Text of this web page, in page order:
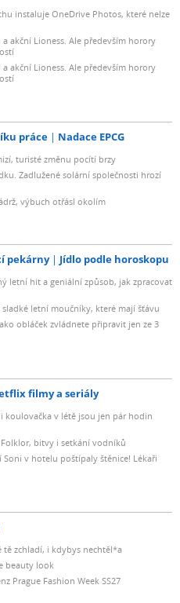
instaluje OneDrive Photos, které nelze
akční Lioness. Ale především horory
akční Lioness. Ale především horory
práce Nadace EPCG
turisté změnu pocítí brzy
Zadlužené solární společnosti hrozí
výbuch otřásl okolím
pekárny Jídlo podle horoskopu
letní hit a geniální způsob, jak zpracovat
letní moučníky, které mají šťávu
obláček zvládnete připravit jen ze 3
filmy a seriály
koulovačka v létě jsou jen pár hodin
bitvy i setkání vodníků
v hotelu poštípaly štěnice! Lékaři
tě zchladí, i kdybys nechtěl*a
beauty look
Prague Fashion Week SS27